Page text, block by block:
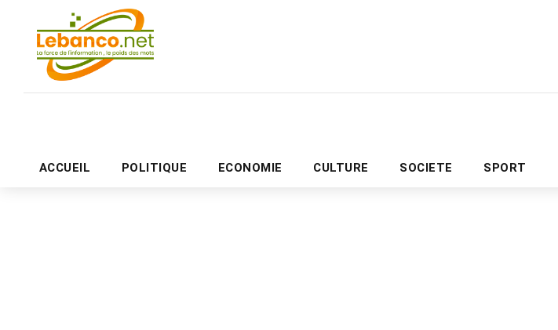
ACCUEIL POLITIQUE ECONOMIE CULTURE SOCIETE SPORTPUBLICITÉ